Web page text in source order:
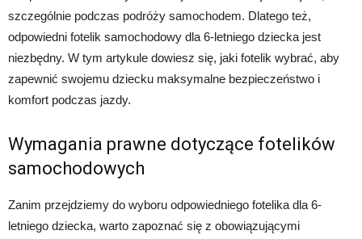
szczególnie podczas podróży samochodem. Dlatego też,
odpowiedni fotelik samochodowy dla 6-letniego dziecka jest
niezbędny. W tym artykule dowiesz się, jaki fotelik wybrać, aby
zapewnić swojemu dziecku maksymalne bezpieczeństwo i
komfort podczas jazdy.
Wymagania prawne dotyczące fotelików
samochodowych
Zanim przejdziemy do wyboru odpowiedniego fotelika dla 6-
letniego dziecka, warto zapoznać się z obowiązującymi